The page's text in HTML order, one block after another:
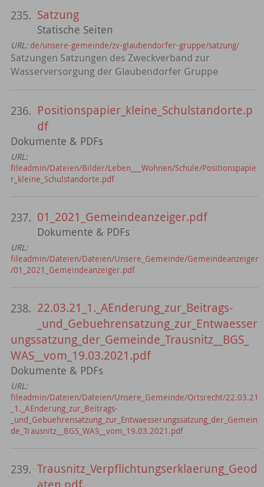
235. Satzung
Statische Seiten
URL: de/unsere-gemeinde/zv-glaubendorfer-gruppe/satzung/
Satzungen Satzungen des Zweckverband zur
Wasserversorgung der Glaubendorfer Gruppe
236. Positionspapier_kleine_Schulstandorte.p
df
Dokumente & PDFs
URL:
fileadmin/Dateien/Bilder/Leben___Wohnen/Schule/Positionspapie
r_kleine_Schulstandorte.pdf
237. 01_2021_Gemeindeanzeiger.pdf
Dokumente & PDFs
URL:
fileadmin/Dateien/Dateien/Unsere_Gemeinde/Gemeindeanzeiger
/01_2021_Gemeindeanzeiger.pdf
238. 22.03.21_1._AEnderung_zur_Beitrags-
_und_Gebuehrensatzung_zur_Entwaesser
ungssatzung_der_Gemeinde_Trausnitz__BGS_
WAS__vom_19.03.2021.pdf
Dokumente & PDFs
URL:
fileadmin/Dateien/Dateien/Unsere_Gemeinde/Ortsrecht/22.03.21
_1._AEnderung_zur_Beitrags-
_und_Gebuehrensatzung_zur_Entwaesserungssatzung_der_Gemein
de_Trausnitz__BGS_WAS__vom_19.03.2021.pdf
239. Trausnitz_Verpflichtungserklaerung_Geod